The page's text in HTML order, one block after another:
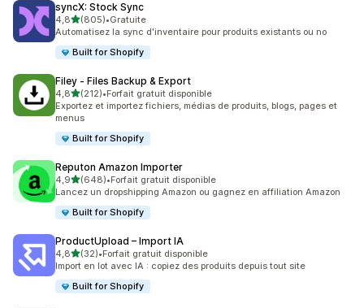
syncX: Stock Sync
4,8étoile(s) sur 5
(805)
805 avis au total
•Gratuite
Automatisez la sync d'inventaire pour produits existants ou no
Built for Shopify
Filey ‑ Files Backup & Export
4,8étoile(s) sur 5
(212)
212 avis au total
•Forfait gratuit disponible
Exportez et importez fichiers, médias de produits, blogs, pages et
menus
Built for Shopify
Reputon Amazon Importer
4,9étoile(s) sur 5
(648)
648 avis au total
•Forfait gratuit disponible
Lancez un dropshipping Amazon ou gagnez en affiliation Amazon
Built for Shopify
ProductUpload – Import IA
4,8étoile(s) sur 5
(32)
32 avis au total
•Forfait gratuit disponible
Import en lot avec IA : copiez des produits depuis tout site
Built for Shopify